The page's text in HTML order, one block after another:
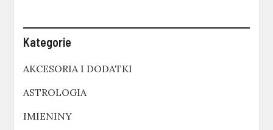
Kategorie
AKCESORIA I DODATKI
ASTROLOGIA
IMIENINY